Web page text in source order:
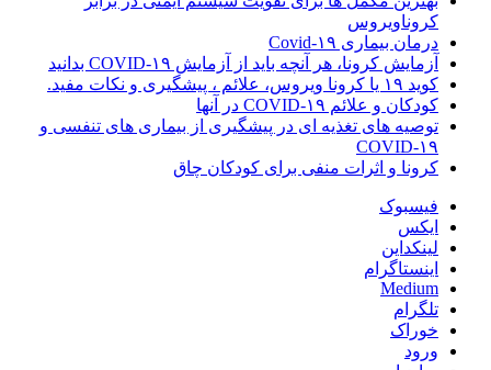
کروناویروس
درمان بیماری Covid-۱۹
آزمایش کرونا، هر آنچه باید از آزمایش COVID-۱۹ بدانید
کوید ۱۹ یا کرونا ویروس، علائم ، پیشگیری و نکات مفید.
کودکان و علائم COVID-۱۹ در آنها
توصیه های تغذیه ای در پیشگیری از بیماری های تنفسی و
COVID-۱۹
کرونا و اثرات منفی برای کودکان چاق
فیسبوک
ایکس
لینکداین
اینستاگرام
Medium
تلگرام
خوراک
ورود